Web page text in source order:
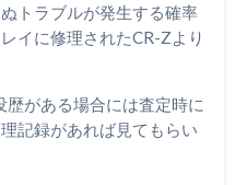
トラブルが発生する確率
イに修理されたCR-Zより
がある場合には査定時に
記録があれば見てもらい